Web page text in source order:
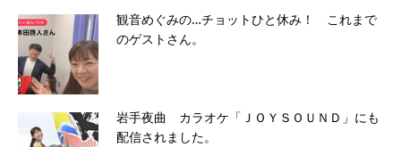
観音めぐみの…チョットひと休み！ これまで
のゲストさん。
岩手夜曲 カラオケ「ＪＯＹＳＯＵＮＤ」にも
配信されました。